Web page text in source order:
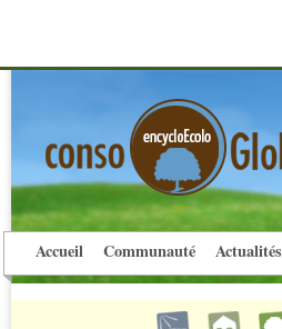
Accueil Communauté Actualités